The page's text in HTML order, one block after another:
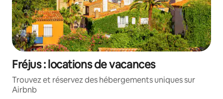
Fréjus : locations de vacances
Trouvez et réservez des hébergements uniques sur
Airbnb